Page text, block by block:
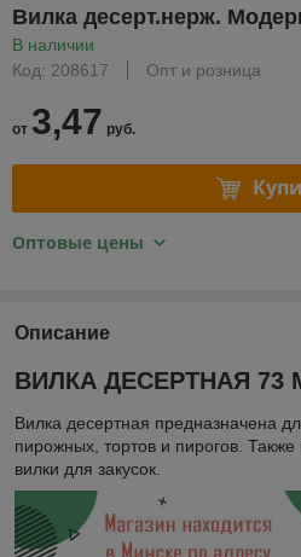
Вилка десерт.нерж.
В наличии
Код: 208617
Опт и розница
от 3,47 руб.
Оптовые цены
Описание
ВИЛКА ДЕСЕРТНАЯ 73
Вилка десертная предназначена
пирожных, тортов и пирогов. Также
вилки для закусок.